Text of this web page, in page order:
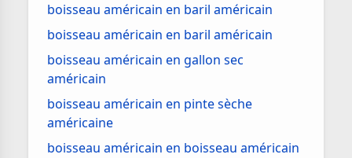
boisseau américain en baril américain
boisseau américain en baril américain
boisseau américain en gallon sec
américain
boisseau américain en pinte sèche
américaine
boisseau américain en boisseau américain